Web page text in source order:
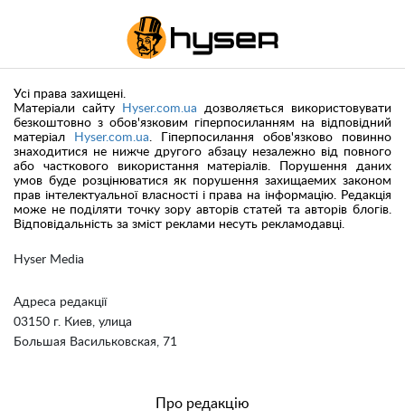
Hyser Media
Адреса редакції
03150 г. Киев, улица
Большая Васильковская, 71
Усі права захищені.
Матеріали сайту
Hyser.com.ua дозволяється використовувати
безкоштовно з обов'язковим гіперпосиланням на відповідний
матеріал
Hyser.com.ua . Гіперпосилання обов'язково повинно
знаходитися не нижче другого абзацу незалежно від повного
або часткового використання матеріалів. Порушення даних
умов буде розцінюватися як порушення захищаемих законом
прав інтелектуальної власності і права на інформацію. Редакція
може не поділяти точку зору авторів статей та авторів блогів.
Відповідальність за зміст реклами несуть рекламодавці.
Про редакцію